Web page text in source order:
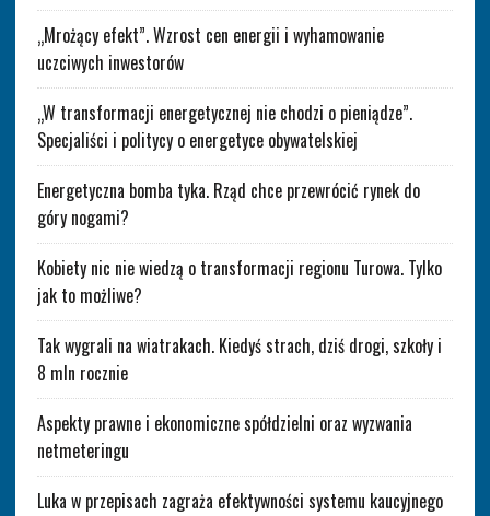
„Mrożący efekt”. Wzrost cen energii i wyhamowanie
uczciwych inwestorów
„W transformacji energetycznej nie chodzi o pieniądze”.
Specjaliści i politycy o energetyce obywatelskiej
Energetyczna bomba tyka. Rząd chce przewrócić rynek do
góry nogami?
Kobiety nic nie wiedzą o transformacji regionu Turowa. Tylko
jak to możliwe?
Tak wygrali na wiatrakach. Kiedyś strach, dziś drogi, szkoły i
8 mln rocznie
Aspekty prawne i ekonomiczne spółdzielni oraz wyzwania
netmeteringu
Luka w przepisach zagraża efektywności systemu kaucyjnego